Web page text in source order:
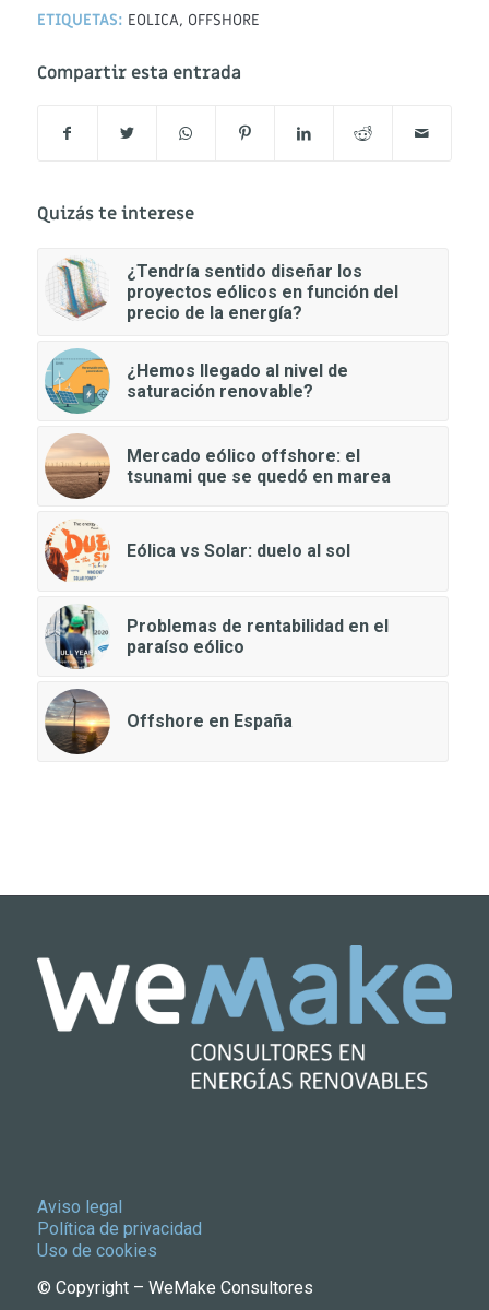
ETIQUETAS: EOLICA, OFFSHORE
Compartir esta entrada
Quizás te interese
¿Tendría sentido diseñar los
proyectos eólicos en función del
precio de la energía?
¿Hemos llegado al nivel de
saturación renovable?
Mercado eólico offshore: el
tsunami que se quedó en marea
Eólica vs Solar: duelo al sol
Problemas de rentabilidad en el
paraíso eólico
Offshore en España
Aviso legal
Política de privacidad
Uso de cookies
© Copyright – WeMake Consultores